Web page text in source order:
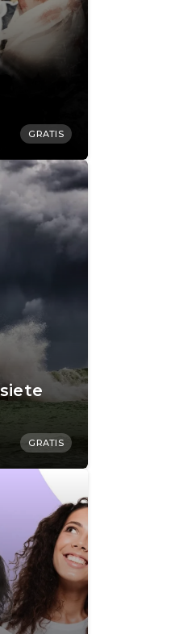
GRATIS
GRATIS